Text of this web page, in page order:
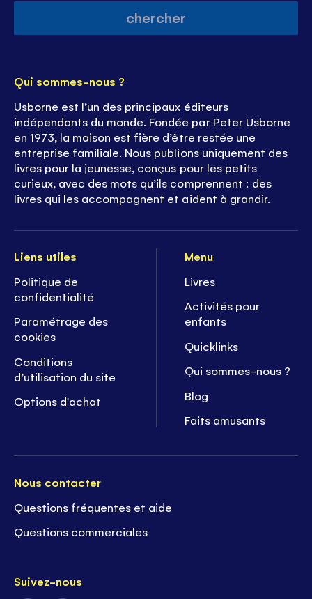
chercher
Liens utiles
Politique de
confidentialité
Paramétrage des
cookies
Conditions
d’utilisation du site
Options d'achat
Menu
Livres
Activités pour
enfants
Quicklinks
Qui sommes-nous ?
Blog
Faits amusants
Nous contacter
Questions fréquentes et aide
Questions commerciales
Suivez-nous
Qui sommes-nous ?
Usborne est l’un des principaux éditeurs
indépendants du monde. Fondée par Peter Usborne
en 1973, la maison est fière d’être restée une
entreprise familiale. Nous publions uniquement des
livres pour la jeunesse, conçus pour les petits
curieux, avec des mots qu’ils comprennent : des
livres qui les accompagnent et aident à grandir.